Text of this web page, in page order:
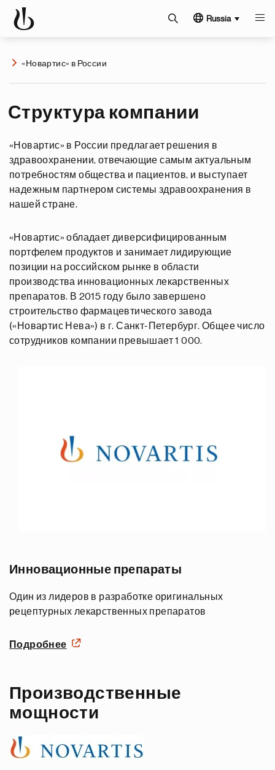
Russia
«Новартис» в России
Структура компании
«Новартис» в России предлагает решения в
здравоохранении, отвечающие самым актуальным
потребностям общества и пациентов, и выступает
надежным партнером системы здравоохранения в
нашей стране.
«Новартис» обладает диверсифицированным
портфелем продуктов и занимает лидирующие
позиции на российском рынке в области
производства инновационных лекарственных
препаратов. В 2015 году было завершено
строительство фармацевтического завода
(«Новартис Нева») в г. Санкт-Петербург. Общее число
сотрудников компании превышает 1 000.
Инновационные препараты
Один из лидеров в разработке оригинальных
рецептурных лекарственных препаратов
Подробнее
Производственные
мощности